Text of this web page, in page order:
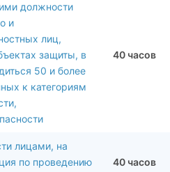
должности
и
лиц,
защиты, в
50 и более
к категориям
40 часов
лицами, на
по проведению
40 часов